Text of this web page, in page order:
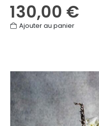
130,00 €
Ajouter au panier